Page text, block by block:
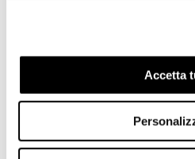
Cookie di profilazione/
previo tuo consenso, per
navigazione e mostrarti quindi
linea con le tue preferenze.
cookie di profilazione,
riportati. Puoi avere maggiori
Accetta
Share: